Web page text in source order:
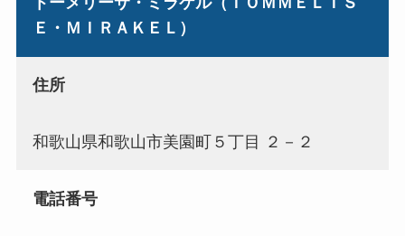
Ｅ・ＭＩＲＡＫＥＬ）
住所
和歌山県和歌山市美園町５丁目 ２－２
電話番号